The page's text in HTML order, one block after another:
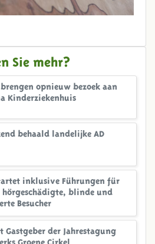
Sie mehr?
brengen opnieuw bezoek aan
Kinderziekenhuis
behaald landelijke AD
inklusive Führungen für
hörgeschädigte, blinde und
Besucher
Gastgeber der Jahrestagung
Groene Cirkel